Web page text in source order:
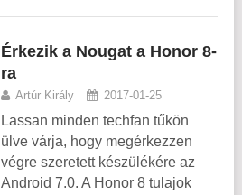
Érkezik a Nougat a Honor 8-
ra
Artúr Király 2017-01-25
Lassan minden techfan tűkön
ülve várja, hogy megérkezzen
végre szeretett készülékére az
Android 7.0. A Honor 8 tulajok